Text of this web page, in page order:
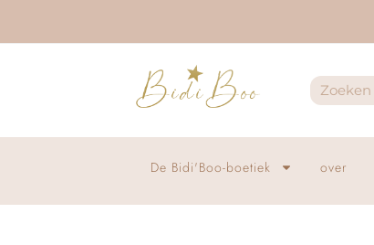
De Bidi'Boo-boetiek over